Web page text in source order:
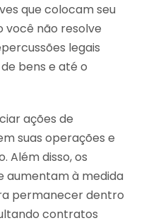
que colocam seu
você não resolve
legais
bens e até o
ações de
suas operações e
Além disso, os
aumentam à medida
permanecer dentro
contratos